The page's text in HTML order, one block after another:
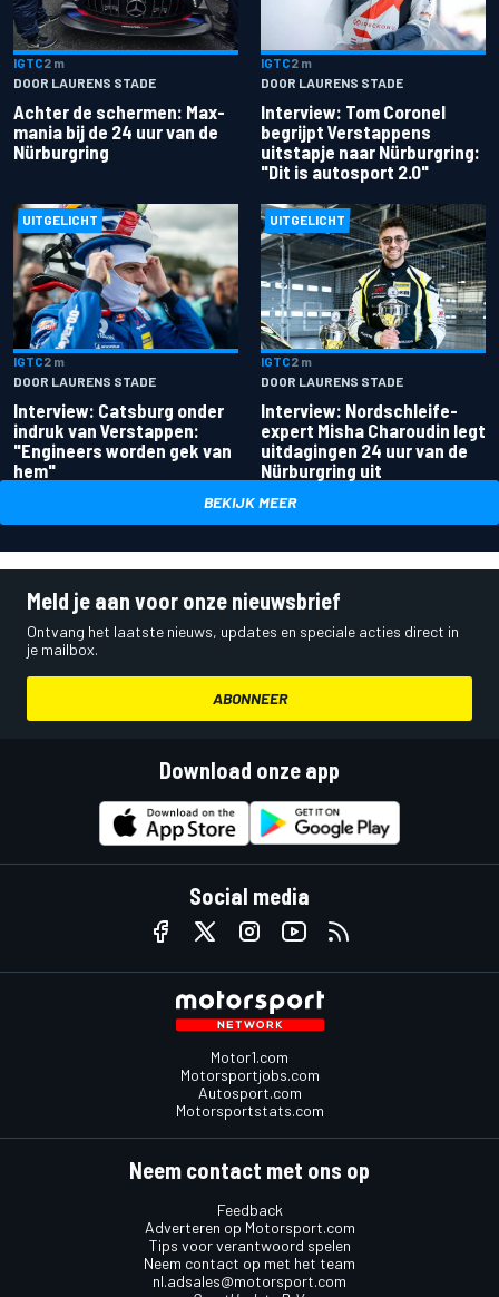
IGTC2 m
DOOR LAURENS STADE
Achter de schermen: Max-
mania bij de 24 uur van de
Nürburgring
IGTC2 m
DOOR LAURENS STADE
Interview: Tom Coronel
begrijpt Verstappens
uitstapje naar Nürburgring:
"Dit is autosport 2.0"
UITGELICHT
IGTC2 m
DOOR LAURENS STADE
Interview: Catsburg onder
indruk van Verstappen:
"Engineers worden gek van
hem"
UITGELICHT
IGTC2 m
DOOR LAURENS STADE
Interview: Nordschleife-
expert Misha Charoudin legt
uitdagingen 24 uur van de
Nürburgring uit
BEKIJK MEER
Meld je aan voor onze nieuwsbrief
Ontvang het laatste nieuws, updates en speciale acties direct in
je mailbox.
ABONNEER
Download onze app
Social media
Motor1.com
Motorsportjobs.com
Autosport.com
Motorsportstats.com
Neem contact met ons op
Feedback
Adverteren op Motorsport.com
Tips voor verantwoord spelen
Neem contact op met het team
nl.adsales@motorsport.com